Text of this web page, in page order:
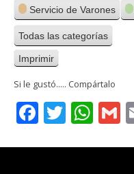
Servicio de Varones
Todas las categorías
Imprimir
Si le gustó..... Compártalo
Facebook